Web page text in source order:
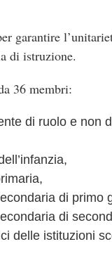
garantire
di istruzione.
36 membri:
di ruolo e non
di primo
di
delle istituzioni